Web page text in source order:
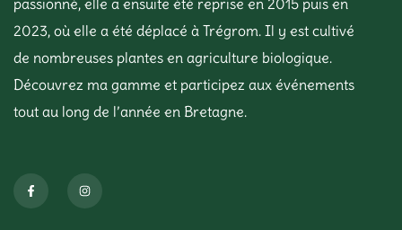
passionné, elle a ensuite été reprise en 2015 puis en
2023, où elle a été déplacé à Trégrom. Il y est cultivé
de nombreuses plantes en agriculture biologique.
Découvrez ma gamme et participez aux événements
tout au long de l’année en Bretagne.